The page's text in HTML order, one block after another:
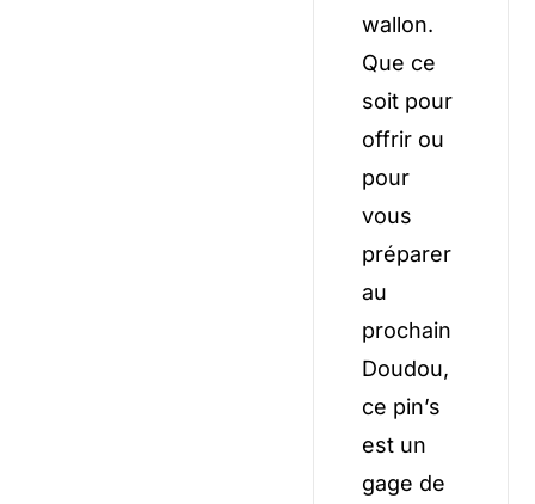
wallon.
Que ce
soit pour
offrir ou
pour
vous
préparer
au
prochain
Doudou,
ce pin’s
est un
gage de